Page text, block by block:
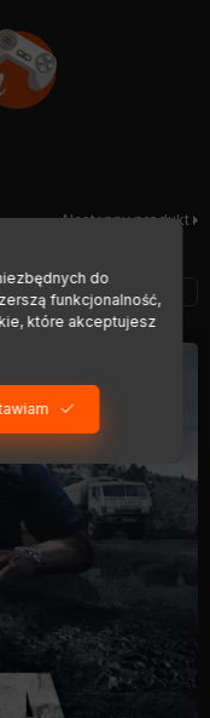
Następny produkt
do
funkcjonalność,
które akceptujesz